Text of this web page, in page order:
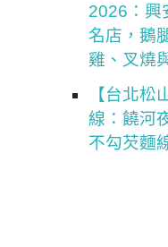
2026：興
名店，鵝
雞、叉燒
【台北松
線：饒河
不勾芡麵